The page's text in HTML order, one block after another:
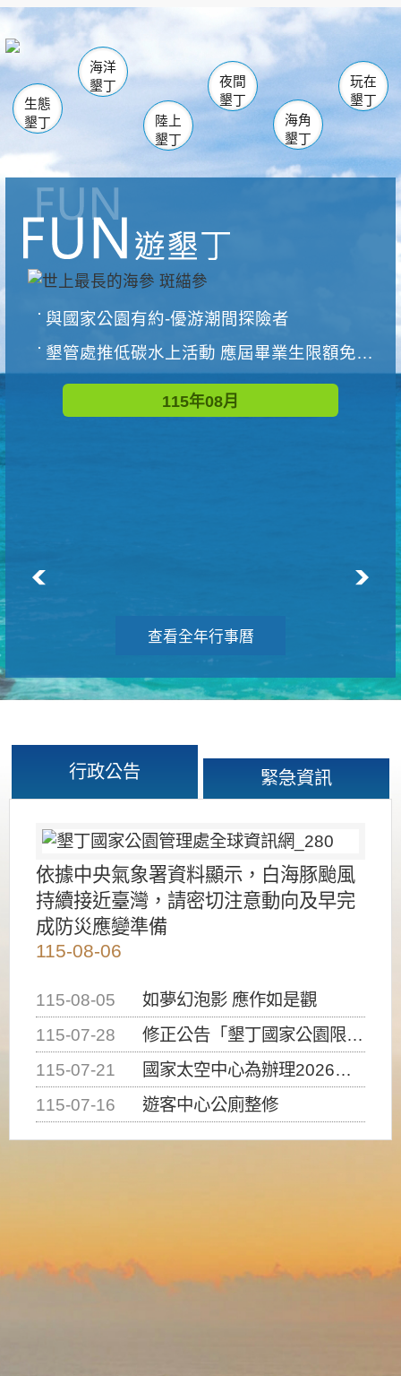
南仁湖
海生館
恆春 佳樂水
龍鑾潭自然中心 森林遊樂區
瓊麻館
關山 墾管處遊客中心
社頂公園 風吹沙
船帆石
白砂 龍磐公園
香蕉灣
砂島
鵝鑾鼻
生態
墾丁
海洋
墾丁
陸上
墾丁
夜間
墾丁
海角
墾丁
玩在
墾丁
與國家公園有約-優游潮間探險者
墾管處推低碳水上活動 應屆畢業生限額免費參加
115年08月
查看全年行事曆
行政公告 緊急資訊
依據中央氣象署資料顯示，白海豚颱風
持續接近臺灣，請密切注意動向及早完
成防災應變準備
115-08-06
115-08-05
如夢幻泡影 應作如是觀
115-07-28
修正公告「墾丁國家公園限制水域遊憩活動之種類、範圍、時間及行為」，自即日生效。
115-07-21
國家太空中心為辦理2026台灣盃火箭競賽，陸、海、空域警戒及協調相關事宜，因颱風備案事宜
115-07-16
遊客中心公廁整修